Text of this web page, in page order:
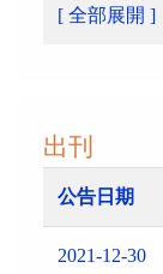
[ 全部展開 ]
出刊
公告日期
2021-12-30